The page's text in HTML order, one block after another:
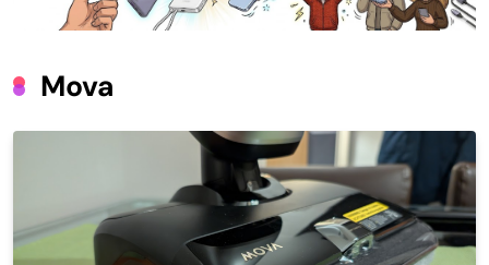
Mova